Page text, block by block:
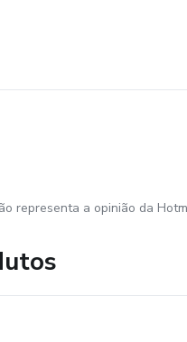
representa a opinião da